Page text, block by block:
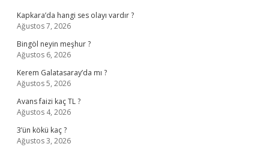
Kapkara’da hangi ses olayı vardır ?
Ağustos 7, 2026
Bingöl neyin meşhur ?
Ağustos 6, 2026
Kerem Galatasaray’da mı ?
Ağustos 5, 2026
Avans faizi kaç TL ?
Ağustos 4, 2026
3’ün kökü kaç ?
Ağustos 3, 2026